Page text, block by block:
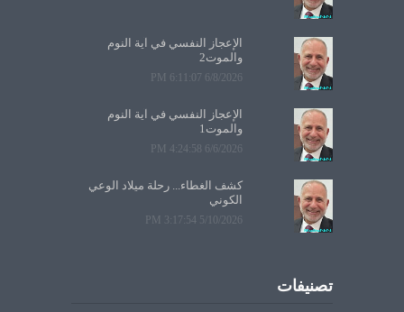
الإعجاز النفسي في آية النوم
والموت2
6/8/2026 6:11:07 PM
الإعجاز النفسي في آية النوم
والموت1
6/6/2026 4:24:58 PM
كشف الغطاء... رحلة ميلاد الوعي
الكوني
5/10/2026 3:17:54 PM
تصنيفات